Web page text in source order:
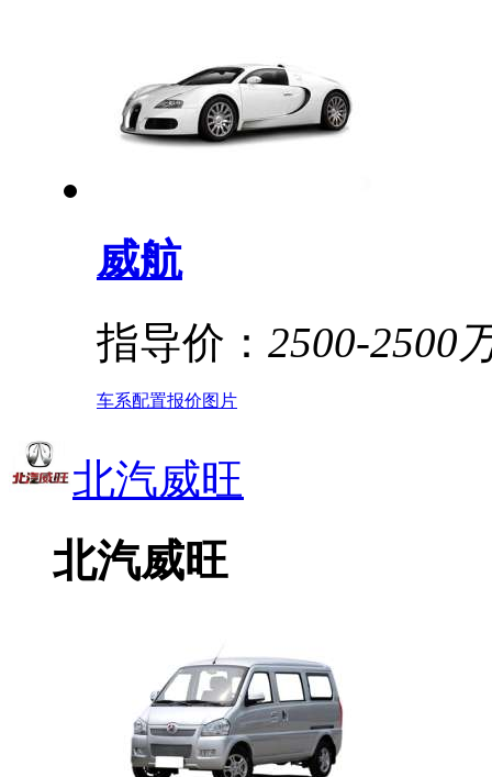
威航
指导价： 2500-2500
车系配置报价图片
北汽威旺
北汽威旺